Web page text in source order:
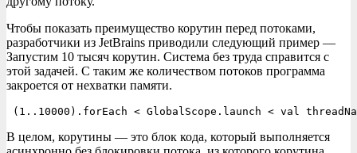
Чтобы показать преимущество корутин перед потоками,
разработчики из JetBrains приводили следующий пример —
Запустим 10 тысяч корутин. Система без труда справится с
этой задачей. С таким же количеством потоков программа
закроется от нехватки памяти.
(1..10000).forEach < GlobalScope.launch < val
В целом, корутины — это блок кода, который выполняется